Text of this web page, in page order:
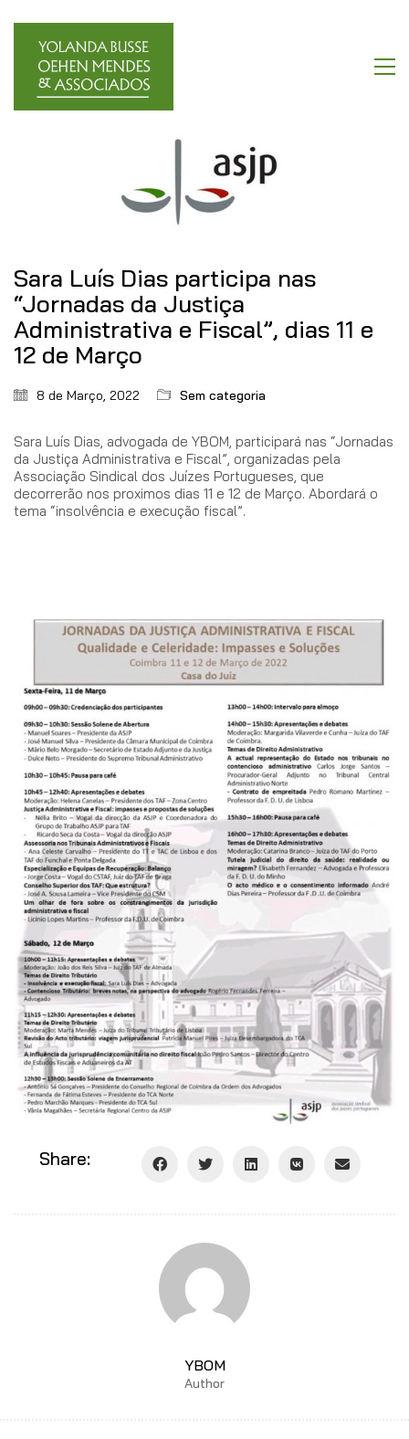
Sara Luís Dias participa nas
“Jornadas da Justiça
Administrativa e Fiscal”, dias 11 e
12 de Março
8 de Março, 2022 Sem categoria
Sara Luís Dias, advogada de YBOM, participará nas “Jornadas
da Justiça Administrativa e Fiscal”, organizadas pela
Associação Sindical dos Juízes Portugueses, que
decorrerão nos proximos dias 11 e 12 de Março. Abordará o
tema “insolvência e execução fiscal”.
Share:
YBOM
Author